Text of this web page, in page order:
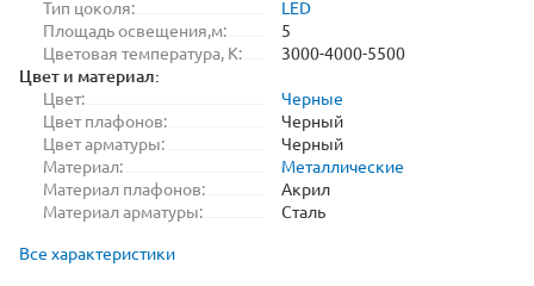
Тип цоколя:
LED
Площадь освещения,м:
5
Цветовая температура, K:
3000-4000-5500
Цвет и материал:
Цвет:
Черные
Цвет плафонов:
Черный
Цвет арматуры:
Черный
Материал:
Металлические
Материал плафонов:
Акрил
Материал арматуры:
Сталь
Все характеристики